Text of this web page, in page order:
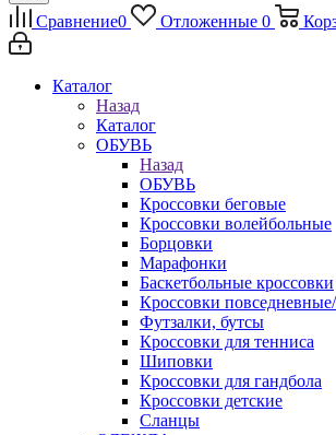
Сравнение0 Отложенные 0
Каталог
Назад
Каталог
ОБУВЬ
Назад
ОБУВЬ
Кроссовки беговые
Кроссовки волейбольные
Борцовки
Марафонки
Баскетбольные кроссовки
Кроссовки повседневные/
Футзалки, бутсы
Кроссовки для тенниса
Шиповки
Кроссовки для гандбола
Кроссовки детские
Сланцы